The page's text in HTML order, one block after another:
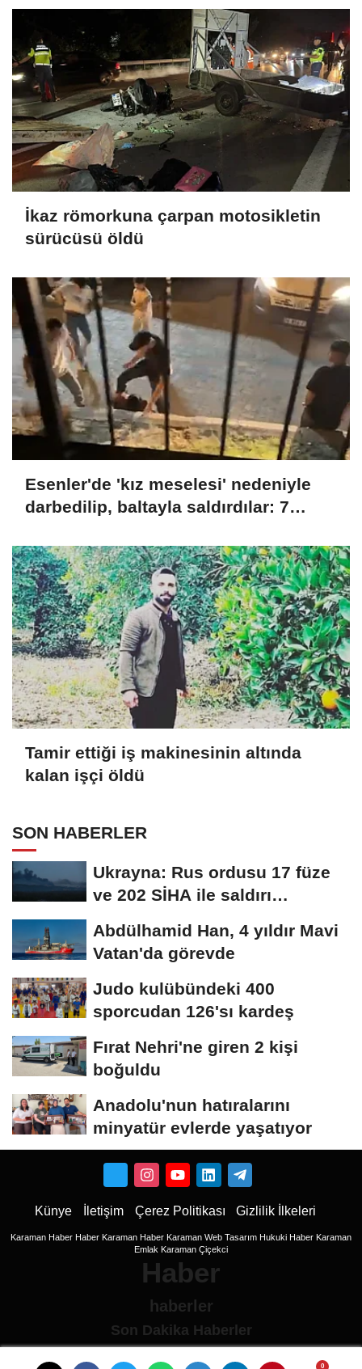
İkaz römorkuna çarpan motosikletin
sürücüsü öldü
Esenler'de 'kız meselesi' nedeniyle
darbedilip, baltayla saldırdılar: 7
Tamir ettiği iş makinesinin altında
kalan işçi öldü
SON HABERLER
Ukrayna: Rus ordusu 17 füze
ve 202 SİHA ile saldırı
Abdülhamid Han, 4 yıldır Mavi
Vatan'da görevde
Judo kulübündeki 400
sporcudan 126'sı kardeş
Fırat Nehri'ne giren 2 kişi
boğuldu
Anadolu'nun hatıralarını
minyatür evlerde yaşatıyor
Künye İletişim Çerez Politikası Gizlilik İlkeleri
Karaman Haber Haber Karaman Haber Karaman Web Tasarım Hukuki Haber Karaman
Emlak Karaman Çiçekci
Haber
haberler
Son Dakika Haberler